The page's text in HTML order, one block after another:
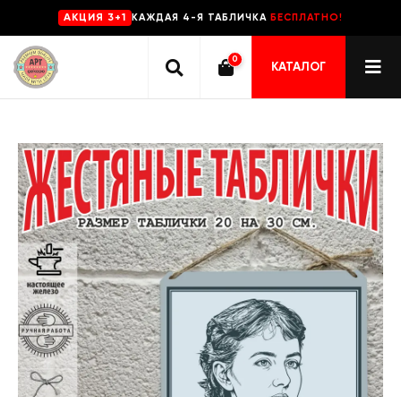
AKЦИЯ 3+1 КАЖДАЯ 4-Я ТАБЛИЧКА БЕСПЛАТНО!
0
КАТАЛОГ